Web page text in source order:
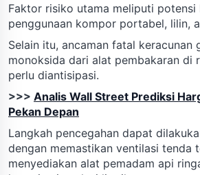
Faktor risiko utama meliputi potensi
penggunaan kompor portabel, lilin,
Selain itu, ancaman fatal keracunan
monoksida dari alat pembakaran di
perlu diantisipasi.
>>> Analis Wall Street Prediksi
Pekan Depan
Langkah pencegahan dapat
dengan memastikan ventilasi tenda
menyediakan alat pemadam api